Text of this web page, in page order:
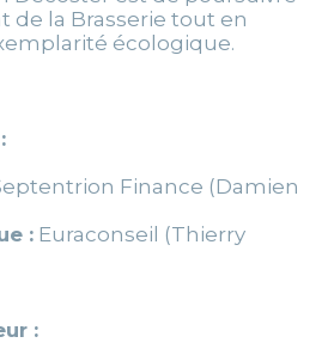
de la Brasserie tout en
écologique.
Finance (Damien
: Euraconseil (Thierry
: